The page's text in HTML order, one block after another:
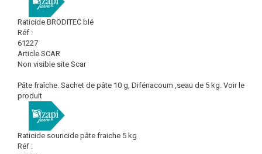
Raticide BRODITEC blé
Réf :
61227
Article SCAR
Non visible site Scar
Pâte fraîche. Sachet de pâte 10 g, Difénacoum ,seau de 5 kg. Voir le
produit
Raticide souricide pâte fraiche 5 kg
Réf :